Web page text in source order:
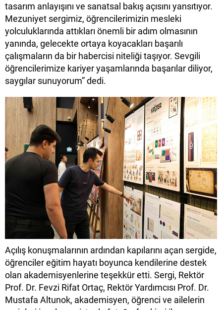
tasarım anlayışını ve sanatsal bakış açısını yansıtıyor.
Mezuniyet sergimiz, öğrencilerimizin mesleki
yolculuklarında attıkları önemli bir adım olmasının
yanında, gelecekte ortaya koyacakları başarılı
çalışmaların da bir habercisi niteliği taşıyor. Sevgili
öğrencilerimize kariyer yaşamlarında başarılar diliyor,
saygılar sunuyorum” dedi.
Açılış konuşmalarının ardından kapılarını açan sergide,
öğrenciler eğitim hayatı boyunca kendilerine destek
olan akademisyenlerine teşekkür etti. Sergi, Rektör
Prof. Dr. Fevzi Rifat Ortaç, Rektör Yardımcısı Prof. Dr.
Mustafa Altunok, akademisyen, öğrenci ve ailelerin